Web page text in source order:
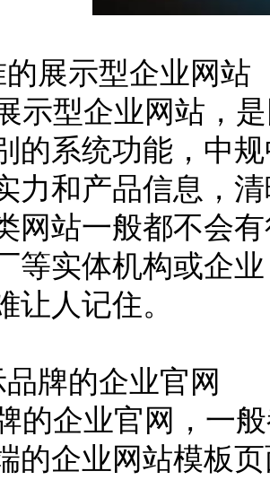
展示型企业网站
示型企业网站，
的系统功能，中
力和产品信息，
网站一般都不会
等实体机构或企
让人记住。
牌的企业官网
的企业官网，一
的企业网站模板